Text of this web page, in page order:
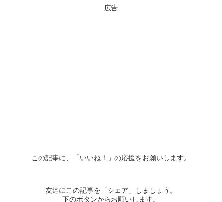
広告
この記事に、「いいね！」の応援をお願いします。
友達にこの記事を「シェア」しましょう。
下のボタンからお願いします。